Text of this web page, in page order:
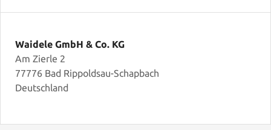
Waidele GmbH & Co. KG
Am Zierle 2
77776 Bad Rippoldsau-Schapbach
Deutschland